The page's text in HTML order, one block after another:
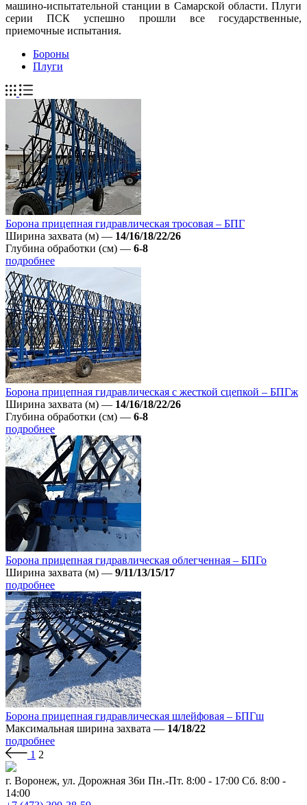
машино-испытательной станции в Самарской области. Плуги
серии ПСК успешно прошли все государственные,
приемочные испытания.
Бороны
Плуги
Борона прицепная гидравлическая тросовая – БПГ
Ширина захвата (м) — 14/16/18/22/26
Глубина обработки (см) — 6-8
подробнее
Борона прицепная гидравлическая с жесткой сцепкой – БПГж
Ширина захвата (м) — 14/16/18/22/26
Глубина обработки (см) — 6-8
подробнее
Борона прицепная гидравлическая облегченная – БПГо
Ширина захвата (м) — 9/11/13/15/17
подробнее
Борона прицепная гидравлическая шлейфовая – БПГш
Максимальная ширина захвата — 14/18/22
подробнее
1 2
г. Воронеж, ул. Дорожная 36и Пн.-Пт. 8:00 - 17:00 Сб. 8:00 -
14:00